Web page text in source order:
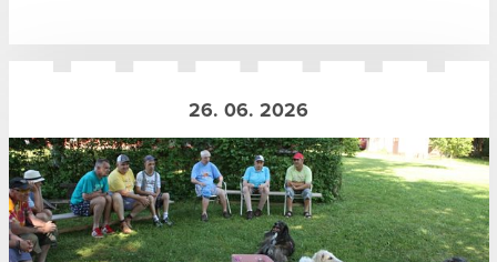
26. 06. 2026